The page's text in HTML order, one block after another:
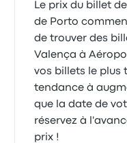
13 avril 2025
Le prix du billet
de Porto
de trouver des
Valença à
vos billets le plus
tendance à
que la date de
réservez à
prix !